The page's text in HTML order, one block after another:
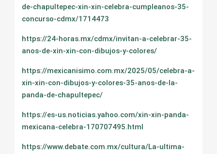
de-chapultepec-xin-xin-celebra-cumpleanos-35-
concurso-cdmx/1714473
https://24-horas.mx/cdmx/invitan-a-celebrar-35-
anos-de-xin-xin-con-dibujos-y-colores/
https://mexicanisimo.com.mx/2025/05/celebra-a-
xin-xin-con-dibujos-y-colores-35-anos-de-la-
panda-de-chapultepec/
https://es-us.noticias.yahoo.com/xin-xin-panda-
mexicana-celebra-170707495.html
https://www.debate.com.mx/cultura/La-ultima-